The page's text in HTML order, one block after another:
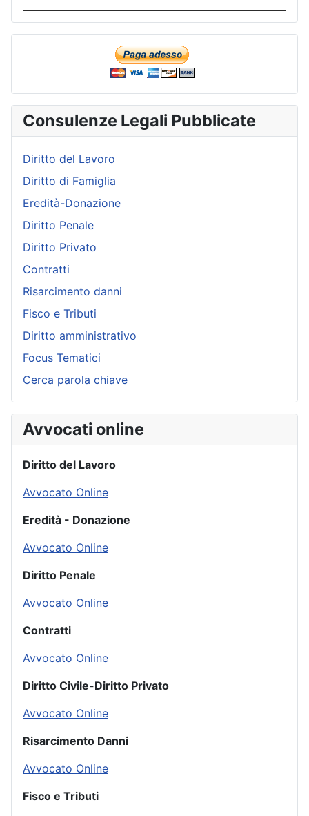
Consulenze Legali Pubblicate
Diritto del Lavoro
Diritto di Famiglia
Eredità-Donazione
Diritto Penale
Diritto Privato
Contratti
Risarcimento danni
Fisco e Tributi
Diritto amministrativo
Focus Tematici
Cerca parola chiave
Avvocati online
Diritto del Lavoro
Avvocato Online
Eredità - Donazione
Avvocato Online
Diritto Penale
Avvocato Online
Contratti
Avvocato Online
Diritto Civile-Diritto Privato
Avvocato Online
Risarcimento Danni
Avvocato Online
Fisco e Tributi